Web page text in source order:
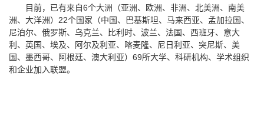
目前，已有来自6个大洲（亚洲、欧洲、非洲、北美洲、南美
洲、大洋洲）22个国家（中国、巴基斯坦、马来西亚、孟加拉国、
尼泊尔、俄罗斯、乌克兰、比利时、波兰、法国、西班牙、意大
利、英国、埃及、阿尔及利亚、喀麦隆、尼日利亚、突尼斯、美
国、墨西哥、阿根廷、澳大利亚）69所大学、科研机构、学术组织
和企业加入联盟。